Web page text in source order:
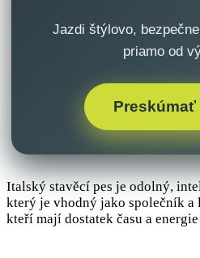
Jazdi štýlovo,
priamo od
Preskúmať
Italský stavěcí pes je odolný,
který je vhodný jako společník a
kteří mají dostatek času a